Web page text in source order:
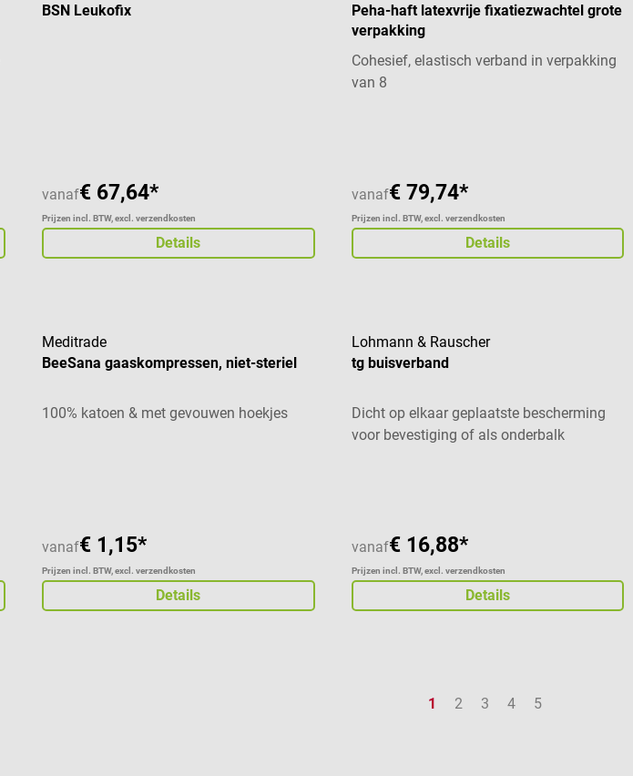
BSN Leukofix
vanaf€ 67,64*
Prijzen incl. BTW, excl. verzendkosten
Details
Peha-haft latexvrije fixatiezwachtel grote
verpakking
Cohesief, elastisch verband in verpakking
van 8
vanaf€ 79,74*
Prijzen incl. BTW, excl. verzendkosten
Details
Meditrade
BeeSana gaaskompressen, niet-steriel
100% katoen & met gevouwen hoekjes
vanaf€ 1,15*
Prijzen incl. BTW, excl. verzendkosten
Details
Lohmann & Rauscher
tg buisverband
Dicht op elkaar geplaatste bescherming
voor bevestiging of als onderbalk
vanaf€ 16,88*
Prijzen incl. BTW, excl. verzendkosten
Details
Pagina
1 Pagina
2 Pagina
3 Pagina
4 Pagina
5